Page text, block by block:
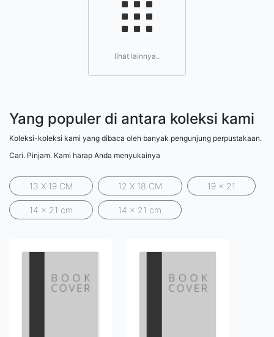
lihat lainnya..
Yang populer di antara koleksi kami
Koleksi-koleksi kami yang dibaca oleh banyak pengunjung perpustakaan.
Cari. Pinjam. Kami harap Anda menyukainya
13 X 19 CM 12 X 18 CM 19 x 21
14 x 21 cm 14 x 21 cm